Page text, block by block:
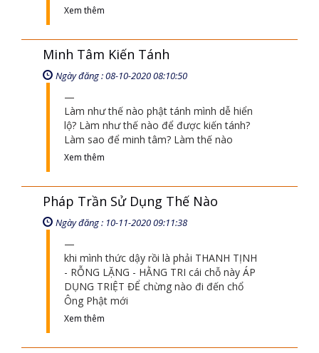
Xem thêm
Minh Tâm Kiến Tánh
Ngày đăng : 08-10-2020 08:10:50
Làm như thế nào phật tánh mình dễ hiển
lộ? Làm như thế nào để được kiến tánh?
Làm sao để minh tâm? Làm thế nào
Xem thêm
Pháp Trần Sử Dụng Thế Nào
Ngày đăng : 10-11-2020 09:11:38
khi mình thức dậy rồi là phải THANH TỊNH
- RỖNG LẶNG - HẰNG TRI cái chỗ này ÁP
DỤNG TRIỆT ĐỂ chừng nào đi đến chổ
Ông Phật mới
Xem thêm